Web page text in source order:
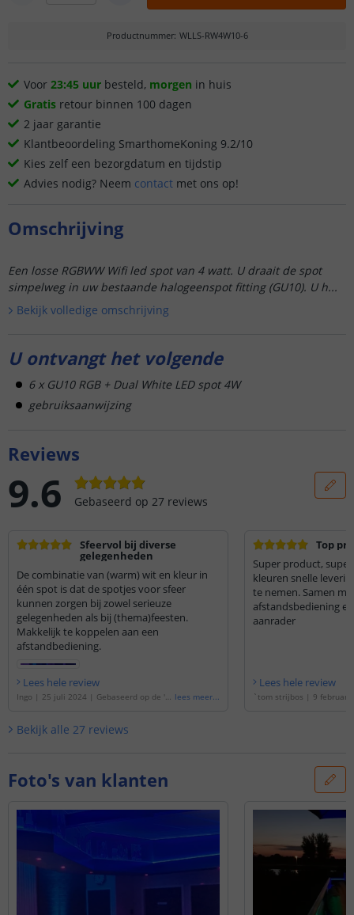
Productnummer: WLLS-RW4W10-6
Voor 23:45 uur besteld, morgen in huis
Gratis retour binnen 100 dagen
2 jaar garantie
Klantbeoordeling SmarthomeKoning 9.2/10
Kies zelf een bezorgdatum en tijdstip
Advies nodig? Neem contact met ons op!
Omschrijving
Een losse RGBWW Wifi led spot van 4 watt. U draait de spot
simpelweg in uw bestaande halogeenspot fitting (GU10). U h...
Bekijk volledige omschrijving
U ontvangt het volgende
6 x GU10 RGB + Dual White LED spot 4W
gebruiksaanwijzing
Reviews
9.6 Gebaseerd op 27 reviews
Sfeervol bij diverse
gelegenheden
De combinatie van (warm) wit en kleur in
één spot is dat de spotjes voor sfeer
kunnen zorgen bij zowel serieuze
gelegenheden als bij (thema)feesten.
Makkelijk te koppelen aan een
afstandbediening.
Lees hele review
Ingo | 25 juli 2024 | Gebaseerd op de lees meer...
Top
Super product,
kleuren snelle
te nemen. Samen
afstandsbediening
aanrader
Lees hele review
`tom strijbos | 9 februari
Bekijk alle 27 reviews
Foto's van klanten